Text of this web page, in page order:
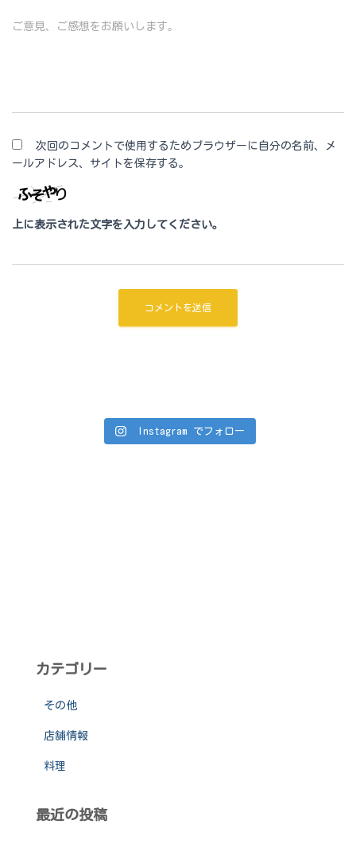
ご意見、ご感想をお願いします。
次回のコメントで使用するためブラウザーに自分の名前、メ
ールアドレス、サイトを保存する。
上に表示された文字を入力してください。
Instagram でフォロー
カテゴリー
その他
店舗情報
料理
最近の投稿